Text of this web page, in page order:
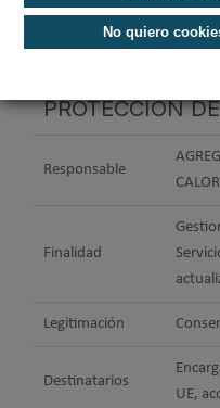
No quiero
Política de
PROTECCIÓN
Responsable
Finalidad
Legitimación
Destinatarios
UE,